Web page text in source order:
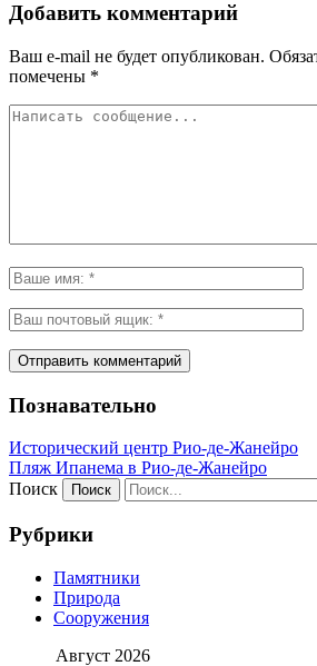
Добавить комментарий
Ваш e-mail не будет опубликован.
помечены *
Познавательно
Исторический центр Рио-де-Жанейро
Пляж Ипанема в Рио-де-Жанейро
Поиск
Рубрики
Памятники
Природа
Сооружения
Август 2026